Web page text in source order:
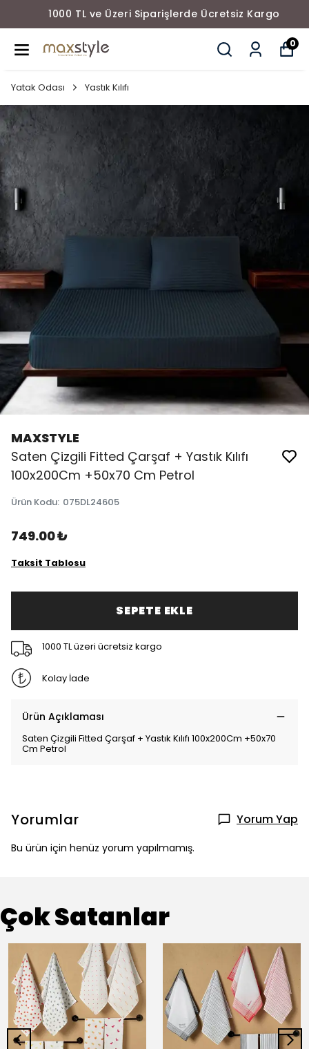
1000 TL ve Üzeri Siparişlerde Ücretsiz Kargo
0
Yatak Odası Yastık Kılıfı
MAXSTYLE
Saten Çizgili Fitted Çarşaf + Yastık Kılıfı
100x200Cm +50x70 Cm Petrol
Ürün Kodu: 075DL24605
749.00 ₺
Taksit Tablosu
SEPETE EKLE
1000 TL üzeri ücretsiz kargo
Kolay İade
Ürün Açıklaması
Saten Çizgili Fitted Çarşaf + Yastık Kılıfı 100x200Cm +50x70
Cm Petrol
Yorumlar Yorum Yap
Bu ürün için henüz yorum yapılmamış.
Çok Satanlar